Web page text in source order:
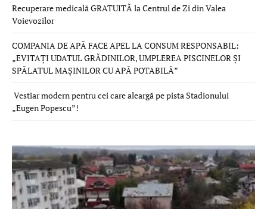
Recuperare medicală GRATUITĂ la Centrul de Zi din Valea
Voievozilor
COMPANIA DE APĂ FACE APEL LA CONSUM RESPONSABIL:
„EVITAȚI UDATUL GRĂDINILOR, UMPLEREA PISCINELOR ȘI
SPĂLATUL MAȘINILOR CU APĂ POTABILĂ”
Vestiar modern pentru cei care aleargă pe pista Stadionului
„Eugen Popescu”!